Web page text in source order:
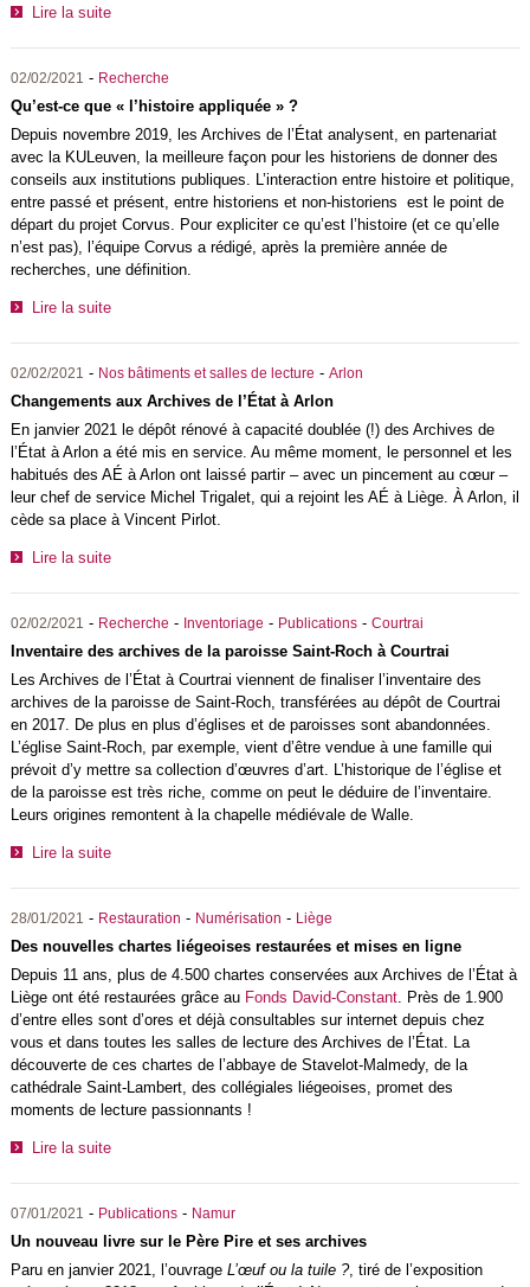
Lire la suite
02/02/2021 - Recherche
Qu’est-ce que « l’histoire appliquée » ?
Depuis novembre 2019, les Archives de l’État analysent, en partenariat
avec la KULeuven, la meilleure façon pour les historiens de donner des
conseils aux institutions publiques. L’interaction entre histoire et politique,
entre passé et présent, entre historiens et non-historiens est le point de
départ du projet Corvus. Pour expliciter ce qu’est l’histoire (et ce qu’elle
n’est pas), l’équipe Corvus a rédigé, après la première année de
recherches, une définition.
Lire la suite
02/02/2021 - Nos bâtiments et salles de lecture - Arlon
Changements aux Archives de l’État à Arlon
En janvier 2021 le dépôt rénové à capacité doublée (!) des Archives de
l’État à Arlon a été mis en service. Au même moment, le personnel et les
habitués des AÉ à Arlon ont laissé partir – avec un pincement au cœur –
leur chef de service Michel Trigalet, qui a rejoint les AÉ à Liège. À Arlon, il
cède sa place à Vincent Pirlot.
Lire la suite
02/02/2021 - Recherche - Inventoriage - Publications- Courtrai
Inventaire des archives de la paroisse Saint-Roch à Courtrai
Les Archives de l’État à Courtrai viennent de finaliser l’inventaire des
archives de la paroisse de Saint-Roch, transférées au dépôt de Courtrai
en 2017. De plus en plus d’églises et de paroisses sont abandonnées.
L’église Saint-Roch, par exemple, vient d’être vendue à une famille qui
prévoit d’y mettre sa collection d’œuvres d’art. L’historique de l’église et
de la paroisse est très riche, comme on peut le déduire de l’inventaire.
Leurs origines remontent à la chapelle médiévale de Walle.
Lire la suite
28/01/2021 - Restauration - Numérisation - Liège
Des nouvelles chartes liégeoises restaurées et mises en ligne
Depuis 11 ans, plus de 4.500 chartes conservées aux Archives de l’État à
Liège ont été restaurées grâce au Fonds David-Constant. Près de 1.900
d’entre elles sont d’ores et déjà consultables sur internet depuis chez
vous et dans toutes les salles de lecture des Archives de l’État. La
découverte de ces chartes de l’abbaye de Stavelot-Malmedy, de la
cathédrale Saint-Lambert, des collégiales liégeoises, promet des
moments de lecture passionnants !
Lire la suite
07/01/2021 - Publications- Namur
Un nouveau livre sur le Père Pire et ses archives
Paru en janvier 2021, l’ouvrage L’œuf ou la tuile ?, tiré de l’exposition